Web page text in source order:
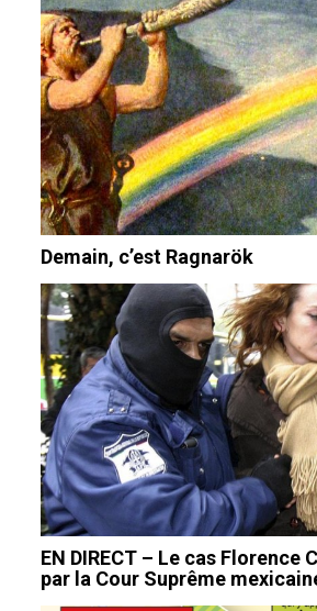
Demain, c’est Ragnarök
EN DIRECT – Le cas Florence
par la Cour Suprême